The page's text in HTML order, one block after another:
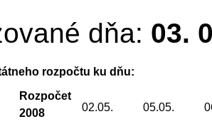
dňa: 03.
rozpočtu ku dňu:
Rozpočet
2008
02.05. 05.05.